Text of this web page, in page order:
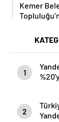
Kemer
1
Şafak
2